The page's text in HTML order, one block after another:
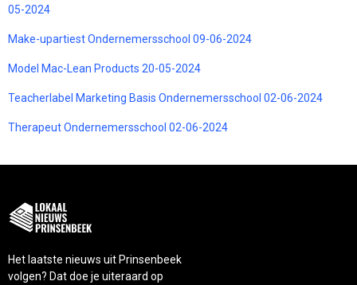
05-2024
Make-upartiest Ondernemersschool 09-06-2024
Model Mac-Lean Products 20-05-2024
Teacherlabel Marketing Basis Ondernemersschool 02-06-2024
Therapeut Ondernemersschool 02-06-2024
Het laatste nieuws uit Prinsenbeek
volgen? Dat doe je uiteraard op